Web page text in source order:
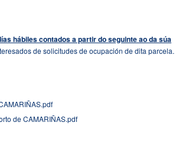
hábiles contados a partir do seguinte ao da súa
de solicitudes de ocupación de dita parcela.
de CAMARIÑAS.pdf